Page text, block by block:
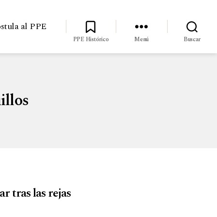
al PPE
PPE Histórico Menú Buscar
tras las rejas